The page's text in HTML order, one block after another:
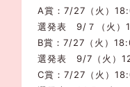
A賞：7/27（火）
選発表 9/７（火）
B賞：7/27（火）
選発表 9/7（火）
C賞：7/27（火）